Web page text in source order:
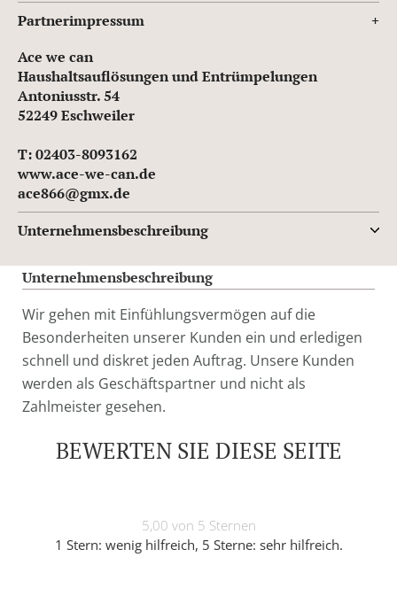
Partnerimpressum
Ace we can
Haushaltsauflösungen und Entrümpelungen
Antoniusstr. 54
52249 Eschweiler
T: 02403-8093162
www.ace-we-can.de
ace866@gmx.de
Unternehmensbeschreibung
Unternehmensbeschreibung
Wir gehen mit Einfühlungsvermögen auf die
Besonderheiten unserer Kunden ein und erledigen
schnell und diskret jeden Auftrag. Unsere Kunden
werden als Geschäftspartner und nicht als
Zahlmeister gesehen.
BEWERTEN SIE DIESE SEITE
5,00 von 5 Sternen
1 Stern: wenig hilfreich, 5 Sterne: sehr hilfreich.